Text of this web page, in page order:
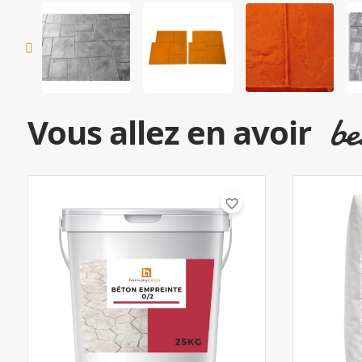
Vous allez en avoir
favorite_border